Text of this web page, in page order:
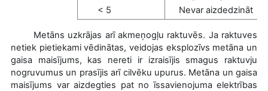
< 5
Nevar aizdedzināt
Metāns uzkrājas arī akmeņogļu raktuvēs. Ja raktuves
netiek pietiekami vēdinātas, veidojas eksplozīvs metāna un
gaisa maisījums, kas nereti ir izraisījis smagus raktuvju
nogruvumus un prasījis arī cilvēku upurus. Metāna un gaisa
maisījums var aizdegties pat no īssavienojuma elektrības